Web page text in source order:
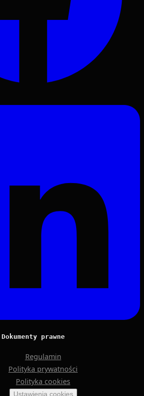
Dokumenty prawne
Regulamin
Polityka prywatności
Polityka cookies
Ustawienia cookies